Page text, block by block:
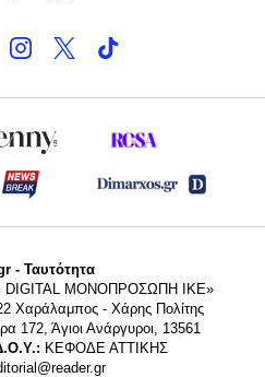
- Ταυτότητα
DIGITAL MONΟΠΡΟΣΩΠΗ ΙΚΕ»
Χαράλαμπος - Χάρης Πολίτης
172, Άγιοι Ανάργυροι, 13561
ΚΕΦΟΔΕ ΑΤΤΙΚΗΣ